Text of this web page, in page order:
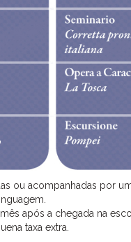
ou acompanhadas por
após a chegada na
taxa extra.